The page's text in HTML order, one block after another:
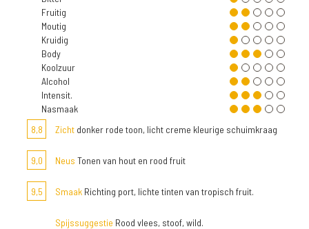
Fruitig
Moutig
Kruidig
Body
Koolzuur
Alcohol
Intensit.
Nasmaak
8,8
Zicht donker rode toon, licht creme kleurige schuimkraag
9,0 Neus Tonen van hout en rood fruit
9,5 Smaak Richting port, lichte tinten van tropisch fruit.
Spijssuggestie Rood vlees, stoof, wild.